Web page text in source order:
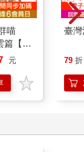
是否符合美國
補償條款：「買
是因本合約獲得
把接下來六個月
的法律實體也直
Co, Ltd的老闆
喵
篇【萌
元
臺
79 折